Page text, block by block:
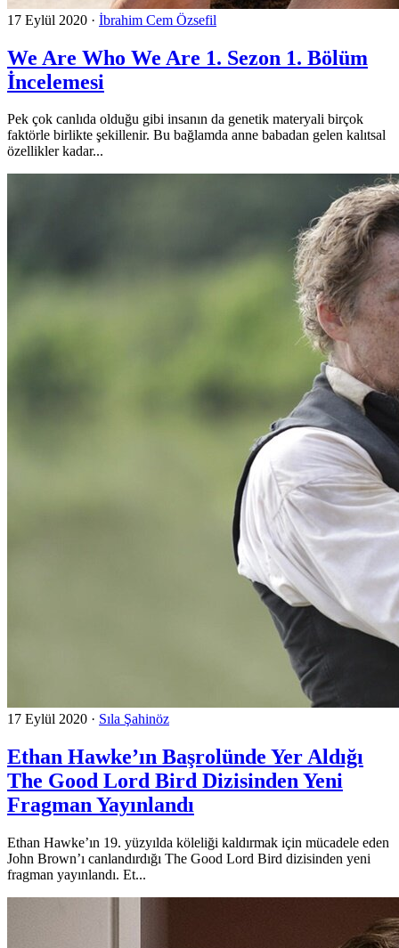
17 Eylül 2020 · İbrahim Cem Özsefil
We Are Who We Are 1. Sezon 1. Bölüm
İncelemesi
Pek çok canlıda olduğu gibi insanın da genetik materyali birçok
faktörle birlikte şekillenir. Bu bağlamda anne babadan gelen kalıtsal
özellikler kadar...
17 Eylül 2020 · Sıla Şahinöz
Ethan Hawke’ın Başrolünde Yer Aldığı
The Good Lord Bird Dizisinden Yeni
Fragman Yayınlandı
Ethan Hawke’ın 19. yüzyılda köleliği kaldırmak için mücadele eden
John Brown’ı canlandırdığı The Good Lord Bird dizisinden yeni
fragman yayınlandı. Et...